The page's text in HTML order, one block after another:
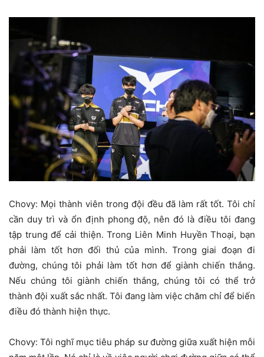
Chovy: Mọi thành viên trong đội đều đã làm rất tốt. Tôi chỉ
cần duy trì và ổn định phong độ, nên đó là điều tôi đang
tập trung để cải thiện. Trong Liên Minh Huyền Thoại, bạn
phải làm tốt hơn đối thủ của mình. Trong giai đoạn đi
đường, chúng tôi phải làm tốt hơn để giành chiến thắng.
Nếu chúng tôi giành chiến thắng, chúng tôi có thể trở
thành đội xuất sắc nhất. Tôi đang làm việc chăm chỉ để biến
điều đó thành hiện thực.
Chovy: Tôi nghĩ mục tiêu pháp sư đường giữa xuất hiện mỗi